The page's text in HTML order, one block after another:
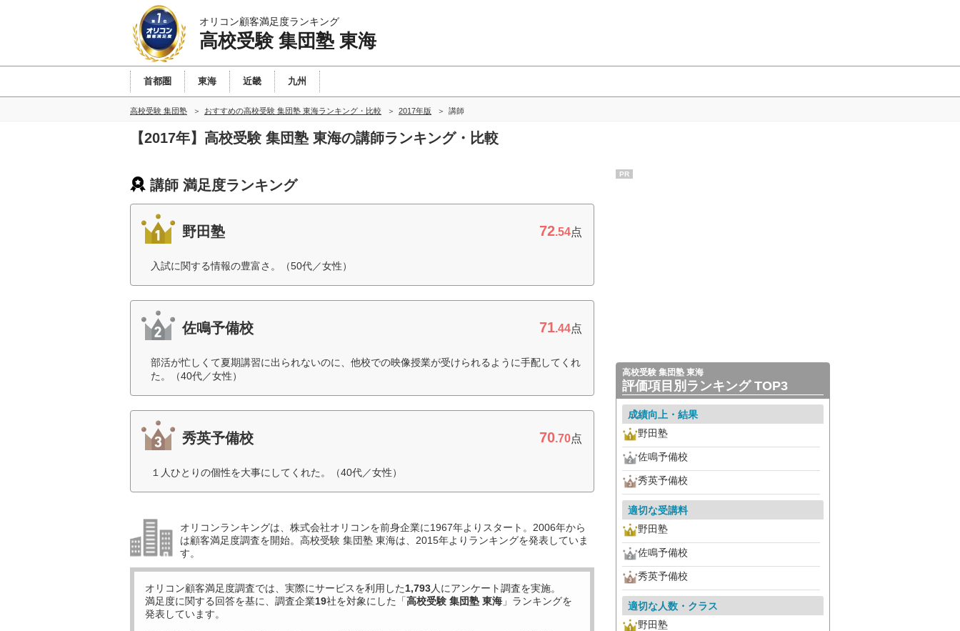
オリコン顧客満足度ランキング
高校受験 集団塾 東海
首都圏 東海 近畿 九州
高校受験 集団塾 おすすめの高校受験 集団塾 東海ランキング・比較 2017年版 講師
【2017年】高校受験 集団塾 東海の講師ランキング・比較
講師 満足度ランキング
野田塾 72.54点
入試に関する情報の豊富さ。（50代／女性）
佐鳴予備校 71.44点
部活が忙しくて夏期講習に出られないのに、他校での映像授業が受けられるように手配してくれ
た。（40代／女性）
秀英予備校 70.70点
１人ひとりの個性を大事にしてくれた。（40代／女性）
オリコンランキングは、株式会社オリコンを前身企業に1967年よりスタート。2006年から
は顧客満足度調査を開始。高校受験 集団塾 東海は、2015年よりランキングを発表していま
す。
オリコン顧客満足度調査では、実際にサービスを利用した1,793人にアンケート調査を実施。
満足度に関する回答を基に、調査企業19社を対象にした「高校受験 集団塾 東海 」ランキングを
発表しています。
PR
高校受験 集団塾 東海
評価項目別ランキング TOP3
成績向上・結果
野田塾
佐鳴予備校
秀英予備校
適切な受講料
野田塾
佐鳴予備校
秀英予備校
適切な人数・クラス
野田塾